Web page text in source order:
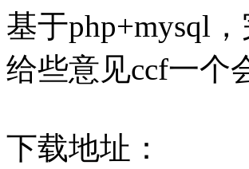
基于php+mysql
给些意见ccf一个
下载地址：